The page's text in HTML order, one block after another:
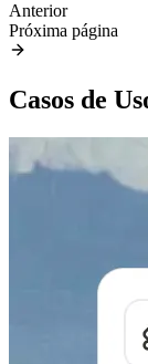
Anterior
Próxima página
Casos de